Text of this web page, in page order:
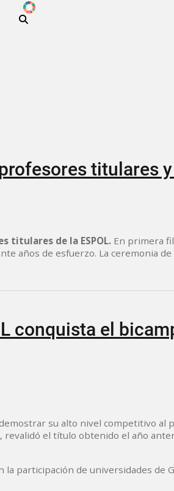
ODS
titulares
titulares de la ESPOL. En primera
años de esfuerzo. La ceremonia
conquista el
su alto nivel competitivo al
revalidó el título obtenido el año
participación de universidades de